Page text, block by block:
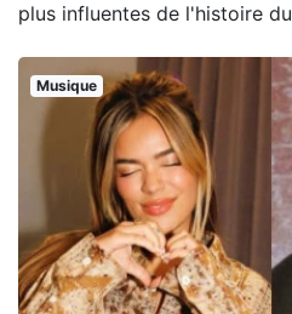
plus influentes de l'histoire
Musique